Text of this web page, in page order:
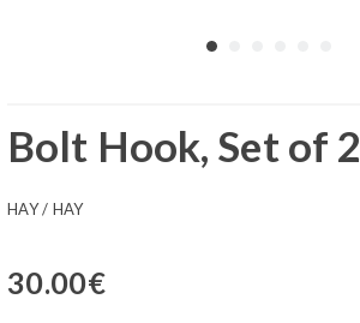
Bolt Hook, Set of 2
HAY/ HAY
30.00€